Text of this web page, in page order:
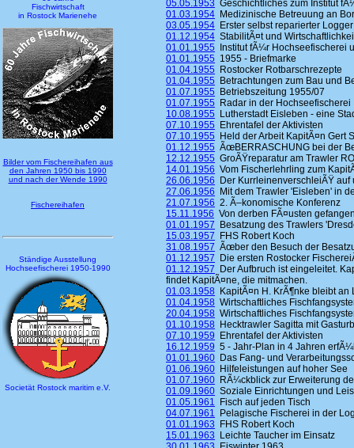
Fischwirtschaft
in Rostock Marienehe
Bilder vom Fischereihafen aus
den Jahren 1950 bis 1990
und nach der Wende 1990
Fischereihafen
Ständige Ausstellung
Hochseefischerei 1950-1990
Societät Rostock maritim e.V.
05.05.1953 Geschichtliches zum Institut
01.03.1954 Medizinische Betreuung an
03.05.1954 Erster selbst reparierter Logger
01.12.1954 StabilitÃ¤t und
01.01.1955 Institut fÃ¼r Hochseefischerei
01.01.1955 1955 - Briefmarke
01.04.1955 Rostocker Rotbarschrezepte
01.04.1955 Betrachtungen zum Bau und
01.07.1955 Betriebszeitung 1955/07
01.07.1955 Radar in der Hochseefischerei
10.08.1955 Lutherstadt Eisleben - eine
07.10.1955 Ehrentafel der Aktivisten
07.10.1955 Held der Arbeit KapitÃ¤n Gert
01.12.1955 ÃœBERRASCHUNG bei der
12.12.1955 GroÃŸreparatur am Trawler
14.01.1956 Vom Fischerlehrling zum
26.06.1956 Der KurrleinenverschleiÃŸ auf
27.06.1956 Mit dem Trawler 'Eisleben' in
21.07.1956 2. Ã–konomische Konferenz
15.11.1956 Von derben FÃ¤usten
01.01.1957 Besatzung des Trawlers
15.03.1957 FHS Robert Koch
31.08.1957 Ãœber den Besuch der
01.12.1957 Die ersten Rostocker
01.12.1957 Der Aufbruch ist eingeleitet.
findet KapitÃ¤ne, die mitmachen.
01.03.1958 KapitÃ¤n H. KrÃ¶nke bleibt an
01.04.1958 Wirtschaftliches
20.04.1958 Wirtschaftliches
01.10.1958 Hecktrawler Sagitta mit
07.10.1959 Ehrentafel der Aktivisten
16.12.1959 5 - Jahr-Plan in 4 Jahren
01.01.1960 Das Fang- und
01.06.1960 Hilfeleistungen auf hoher See
01.07.1960 RÃ¼ckblick zur Erweiterung
01.09.1960 Soziale Einrichtungen und
01.05.1961 Fisch auf jeden Tisch
04.07.1961 Pelagische Fischerei in der
01.01.1963 FHS Robert Koch
15.01.1963 Leichte Taucher im Einsatz